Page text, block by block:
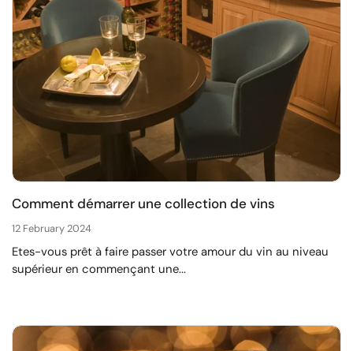
Comment démarrer une collection de vins
12 February 2024
Etes-vous prêt à faire passer votre amour du vin au niveau
supérieur en commençant une...